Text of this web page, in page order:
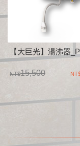
【大巨光】湯沸器
15,500